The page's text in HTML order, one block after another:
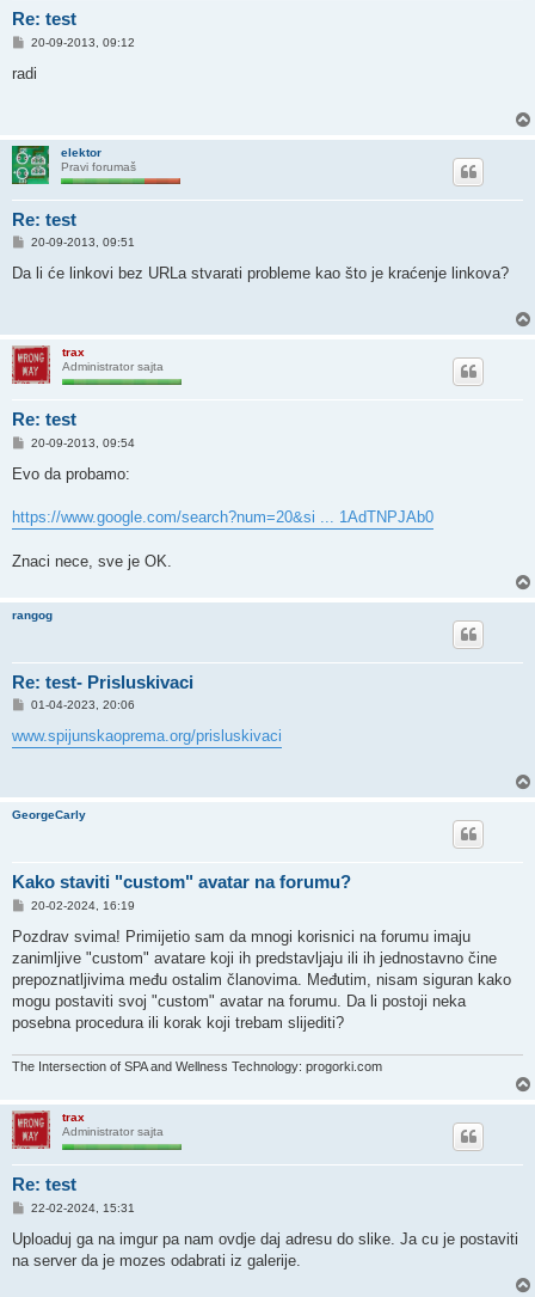
Re: test
P
s
20-09-2013, 09:12
radi
elektor
Pravi forumaš
Re: test
P
s
20-09-2013, 09:51
Da li će linkovi bez URLa stvarati probleme kao što je kraćenje linkova?
trax
Administrator sajta
Re: test
P
s
20-09-2013, 09:54
Evo da probamo:
https://www.google.com/search?num=20&si ... 1AdTNPJAb0
Znaci nece, sve je OK.
rangog
Re: test- Prisluskivaci
P
s
t
01-04-2023, 20:06
www.spijunskaoprema.org/prisluskivaci
GeorgeCarly
Kako staviti "custom" avatar na forumu?
P
s
20-02-2024, 16:19
Pozdrav svima! Primijetio sam da mnogi korisnici na forumu imaju
zanimljive "custom" avatare koji ih predstavljaju ili ih jednostavno čine
prepoznatljivima među ostalim članovima. Međutim, nisam siguran kako
mogu postaviti svoj "custom" avatar na forumu. Da li postoji neka
posebna procedura ili korak koji trebam slijediti?
The Intersection of SPA and Wellness Technology: progorki.com
trax
Administrator sajta
Re: test
P
s
22-02-2024, 15:31
Uploaduj ga na imgur pa nam ovdje daj adresu do slike. Ja cu je postaviti
na server da je mozes odabrati iz galerije.